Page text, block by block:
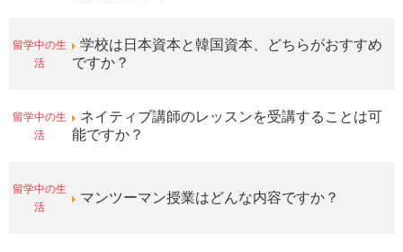
留学中の生
活
学校は日本資本と韓国資本、どちらがおすすめ
ですか？
留学中の生
活
ネイティブ講師のレッスンを受講することは可
能ですか？
留学中の生
活
マンツーマン授業はどんな内容ですか？